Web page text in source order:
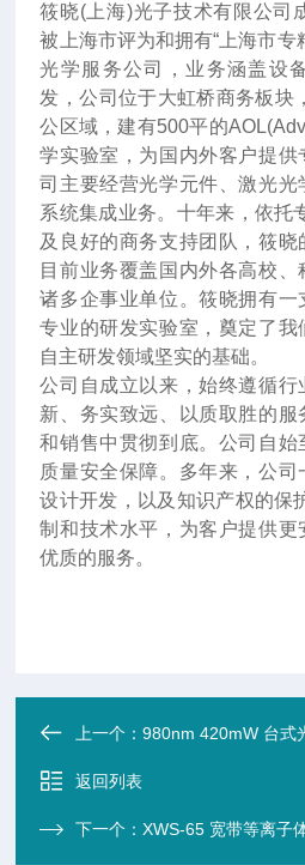
筱晓(上海)光子技术有限公司
被上海市评为和拥有“上海市
光学服务公司，业务涵盖设
发，公司位于大虹桥商务板块
公区域，建有500平的
学实验室，为国内外客户提
司主要经营光学元件、激光
系统集成业务。十年来 ， 依托
及良好的商务支持团队，筱晓
目前业务覆盖国内外各高校
诸多企事业单位。筱晓拥有一
专业的研发实验室，奠定了我
自主研发领域坚实的基础。
公司自成立以来，始终遵循行
新、务实致远、以质取胜的
和销售中贯彻到底。公司自
质量安全保障。多年来，公
设计开发，以及知识产权的保
制和技术水平，为客户提供
优质的服务。
上一个：980nm 420mW 台式
返回列表
下一个：XWS-65 宽带等离子